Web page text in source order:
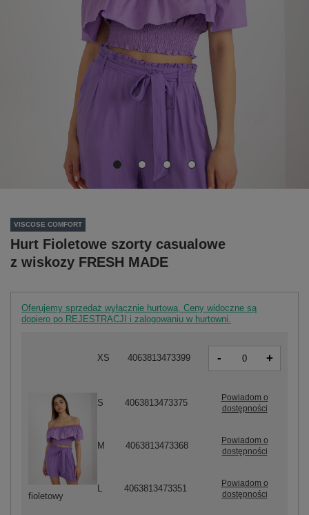
VISCOSE COMFORT
Hurt Fioletowe szorty casualowe
z wiskozy FRESH MADE
Oferujemy sprzedaż wyłącznie hurtową. Ceny widoczne są
dopiero po REJESTRACJI i zalogowaniu w hurtowni.
fioletowy
XS 4063813473399 - +
S 4063813473375
Powiadom o
dostępności
M 4063813473368
Powiadom o
dostępności
4063813473351
Powiadom o
dostępności